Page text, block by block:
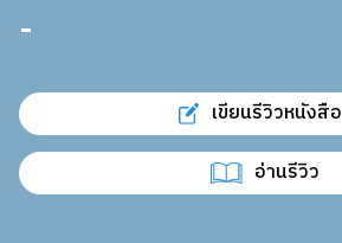
-
เขียนรีวิวหนังสือ
อ่านรีวิว